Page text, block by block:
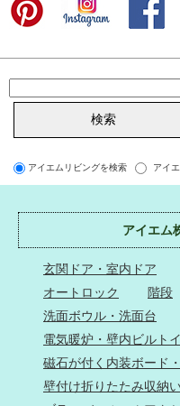
アイエムリビングを検索 アイ
アイエム
玄関ドア・室内ドア
オートロック
階段
洗面ボウル・洗面台
電気暖炉・壁内ビルト
磁石が付く内装ボード
壁付け折りたたみ収納